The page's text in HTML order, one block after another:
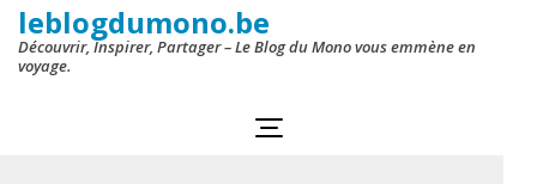
leblogdumono.be
Découvrir, Inspirer, Partager – Le Blog du Mono vous emmène en
voyage.